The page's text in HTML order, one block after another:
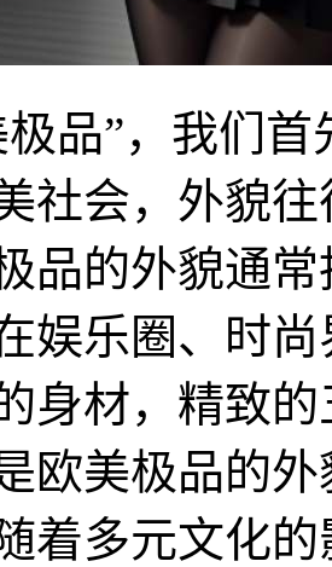
品”，我们
社会，外貌
品的外貌通
娱乐圈、时
身材，精致
欧美极品的
着多元文化